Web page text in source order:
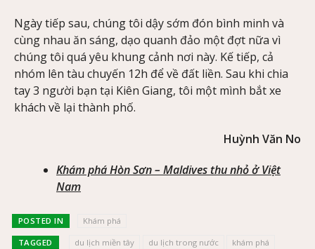
Ngày tiếp sau, chúng tôi dậy sớm đón bình minh và
cùng nhau ăn sáng, dạo quanh đảo một đợt nữa vì
chúng tôi quá yêu khung cảnh nơi này. Kế tiếp, cả
nhóm lên tàu chuyến 12h để về đất liền. Sau khi chia
tay 3 người bạn tại Kiên Giang, tôi một mình bắt xe
khách về lại thành phố.
Huỳnh Văn No
Khám phá Hòn Sơn – Maldives thu nhỏ ở Việt
Nam
POSTED IN Khám phá
TAGGED du lịch miền tây du lịch trong nước khám phá